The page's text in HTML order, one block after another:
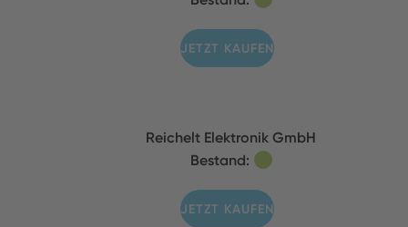
JETZT KAUFEN
Reichelt Elektronik GmbH
Bestand:
JETZT KAUFEN